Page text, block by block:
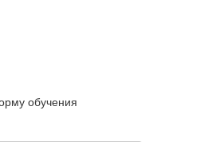
обучения